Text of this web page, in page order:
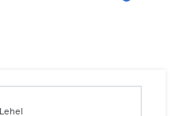
Lehel